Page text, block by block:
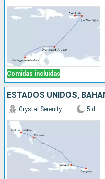
Comidas incluidas
Crystal Serenity 5 d